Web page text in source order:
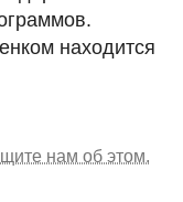
находится
нам об этом.